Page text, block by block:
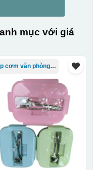
mục với giá
Hộp cơm văn phòng Trung Quốc